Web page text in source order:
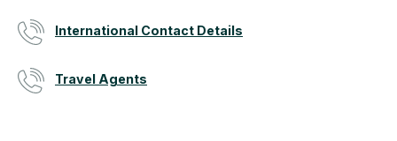
International Contact Details
Travel Agents